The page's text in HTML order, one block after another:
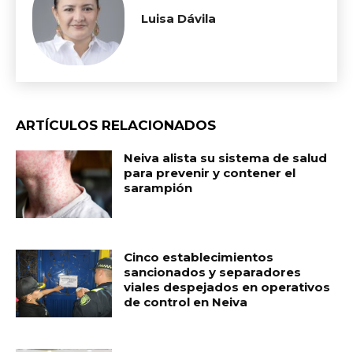
Luisa Dávila
ARTÍCULOS RELACIONADOS
Neiva alista su sistema de salud
para prevenir y contener el
sarampión
Cinco establecimientos
sancionados y separadores
viales despejados en operativos
de control en Neiva